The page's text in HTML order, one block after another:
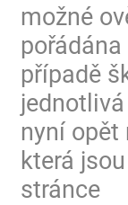
možné
případě
nyní opět
která
stránce